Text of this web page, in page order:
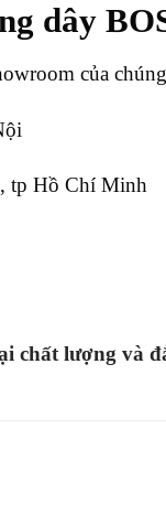
dây
của
tp Hồ Chí Minh
chất lượng và